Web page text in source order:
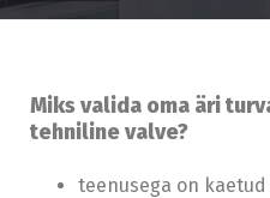
Miks valida oma äri
tehniline valve?
teenusega on kaetud